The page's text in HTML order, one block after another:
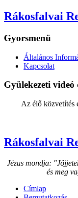
Rákosfalvai
Gyorsmenü
Általános
Kapcsolat
Gyülekezeti videó
Az élő közvetítés
Rákosfalvai
Jézus mondja:
és meg
Címlap